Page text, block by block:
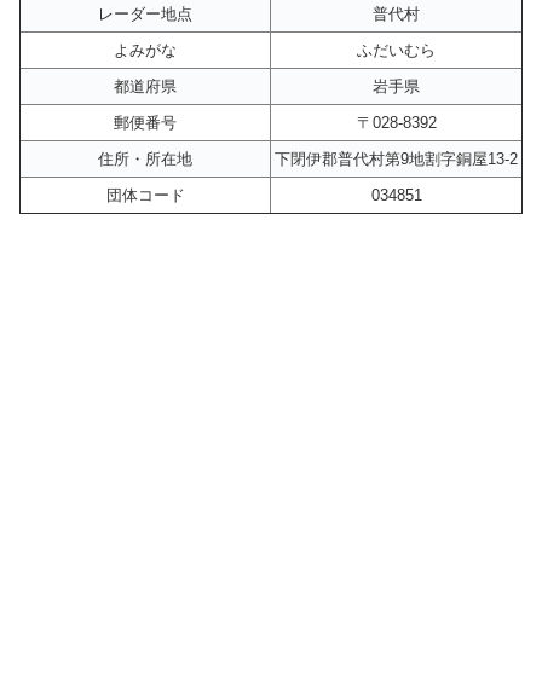
レーダー地点
普代村
よみがな
ふだいむら
都道府県
岩手県
郵便番号
〒028-8392
住所・所在地
下閉伊郡普代村第9地割字銅屋13-2
団体コード
034851